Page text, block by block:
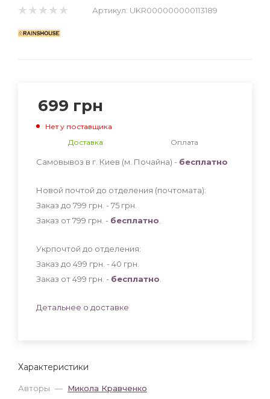
Артикул: UKR000000000113189
Характеристики
Авторы — Микола Кравченко
699 грн
Нет у поставщика
Доставка
Оплата
Самовывоз в г. Киев (м. Почайна) - бесплатно
Новой почтой до отделения (почтомата):
Заказ до 799 грн. - 75 грн
Заказ от 799 грн. - бесплатно
Укрпочтой до отделения:
Заказ до 499 грн. - 40 грн
Заказ от 499 грн. - бесплатно
Детальнее о доставке